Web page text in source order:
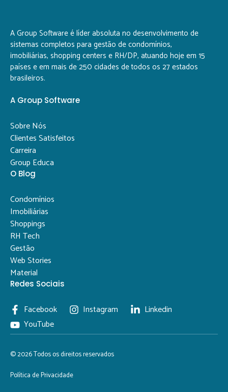
A Group Software é líder absoluta no desenvolvimento de
sistemas completos para gestão de condomínios,
imobiliárias, shopping centers e RH/DP, atuando hoje em 15
países e em mais de 250 cidades de todos os 27 estados
brasileiros.
A Group Software
Sobre Nós
Clientes Satisfeitos
Carreira
Group Educa
O Blog
Condomínios
Imobiliárias
Shoppings
RH Tech
Gestão
Web Stories
Material
Redes Sociais
Facebook Instagram
Linkedin
YouTube
© 2026 Todos os direitos reservados
Política de Privacidade